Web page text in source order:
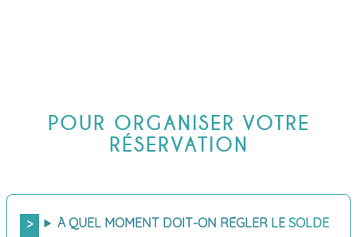
POUR ORGANISER VOTRE
RÉSERVATION
À QUEL MOMENT DOIT-ON RÉGLER LESOLDE